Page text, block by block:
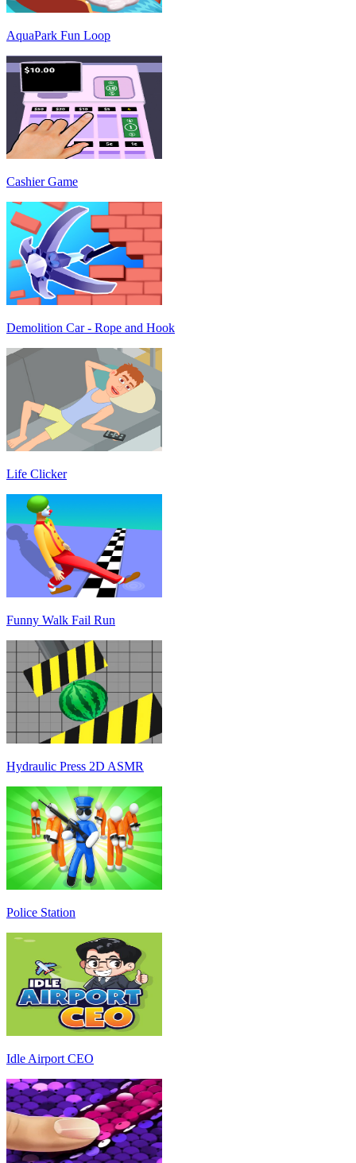
AquaPark Fun Loop
Cashier Game
Demolition Car - Rope and Hook
Life Clicker
Funny Walk Fail Run
Hydraulic Press 2D ASMR
Police Station
Idle Airport CEO